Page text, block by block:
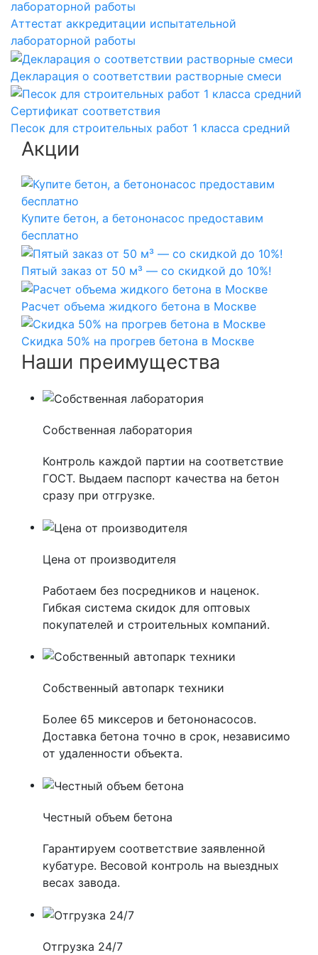
Аттестат аккредитации испытательной
лабораторной работы
Декларация о соответствии растворные смеси
Сертификат соответствия
Песок для строительных работ 1 класса средний
Акции
Купите бетон, а бетононасос предоставим
бесплатно
Пятый заказ от 50 м³ — со скидкой до 10%!
Расчет объема жидкого бетона в Москве
Скидка 50% на прогрев бетона в Москве
Наши преимущества
Собственная лаборатория
Контроль каждой партии на соответствие
ГОСТ. Выдаем паспорт качества на бетон
сразу при отгрузке.
Цена от производителя
Работаем без посредников и наценок.
Гибкая система скидок для оптовых
покупателей и строительных компаний.
Собственный автопарк техники
Более 65 миксеров и бетононасосов.
Доставка бетона точно в срок, независимо
от удаленности объекта.
Честный объем бетона
Гарантируем соответствие заявленной
кубатуре. Весовой контроль на выездных
весах завода.
Отгрузка 24/7